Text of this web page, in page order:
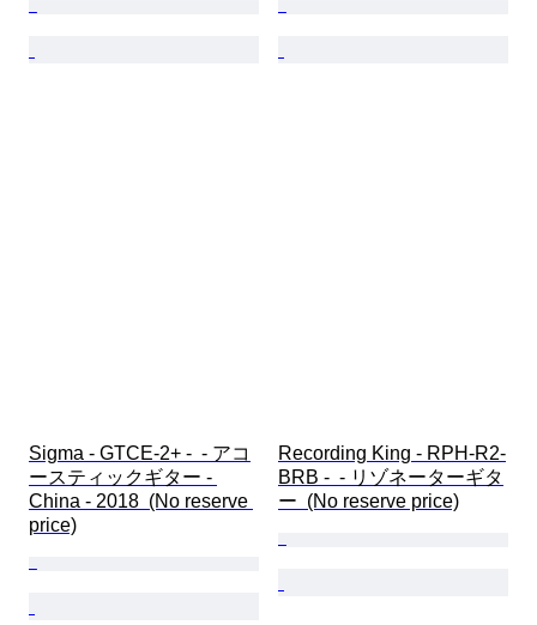
Sigma - GTCE-2+ -  - アコ
ースティックギター -
China - 2018  (No reserve
price)
Recording King - RPH-R2-
BRB -  - リゾネーターギタ
ー  (No reserve price)